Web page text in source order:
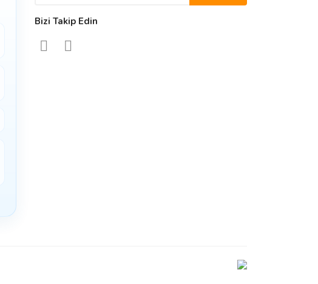
Bizi Takip Edin